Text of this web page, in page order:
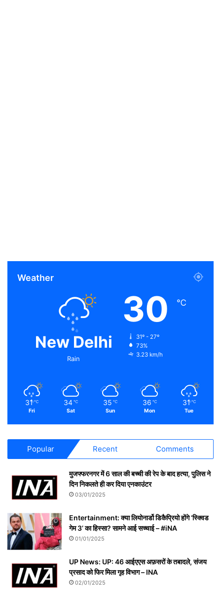
Weather
New Delhi
Rain
30 ℃
31º - 27º
73%
3.23 km/h
31 ℃
Fri
34 ℃
Sat
35 ℃
Sun
36 ℃
Mon
31 ℃
Tue
Popular Recent Comments
मुजफ्फरनगर में 6 साल की बच्ची की रेप के बाद हत्या, पुलिस ने
दिन निकलते ही कर दिया एनकाउंटर
03/01/2025
Entertainment: क्या लियोनार्डो डिकैप्रियो होंगे ‘स्क्विड
गेम 3’ का हिस्सा? सामने आई सच्चाई – #iNA
01/01/2025
UP News: UP: 46 आईएएस अफ़सरों के तबादले, संजय
प्रसाद को फिर मिला गृह विभाग – INA
02/01/2025